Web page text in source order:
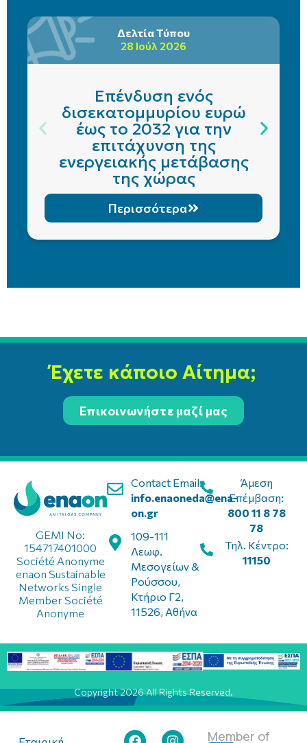
Δελτία Τύπου
28 Ιούλ 2026
Επένδυση ενός
δισεκατομμυρίου ευρώ
έως το 2032 για την
επιτάχυνση της
ενεργειακής μετάβασης
της χώρας
Περισσότερα
Έχετε κάποιο Αίτημα;
Επικοινωνήστε μαζί μας
Contact Email:
info.enaoneda@ena-
on.gr
109-111
Λεωφ.
Μεσογείων &
Ρούσσου,
Κτήριο Γ2,
11526, Αθήνα
GEMI No:
154717401000
Société Anonyme
enaon Sustainable
Networks Single
Member Société
Anonyme
Άμεση
Επέμβαση:
800 11 8 78
78
Τηλ. Κέντρο:
11150
Copyright 2026 All Rights Reserved.
Member of